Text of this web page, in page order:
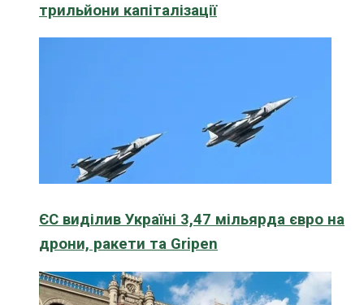
трильйони капіталізації
ЄС виділив Україні 3,47 мільярда євро на
дрони, ракети та Gripen